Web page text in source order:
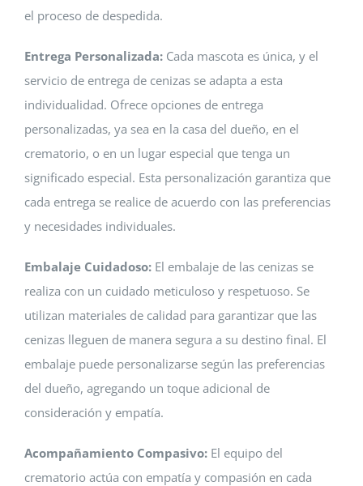
el proceso de despedida.
Entrega Personalizada:Cada mascota es única, y el
servicio de entrega de cenizas se adapta a esta
individualidad. Ofrece opciones de entrega
personalizadas, ya sea en la casa del dueño, en el
crematorio, o en un lugar especial que tenga un
significado especial. Esta personalización garantiza que
cada entrega se realice de acuerdo con las preferencias
y necesidades individuales.
Embalaje Cuidadoso:El embalaje de las cenizas se
realiza con un cuidado meticuloso y respetuoso. Se
utilizan materiales de calidad para garantizar que las
cenizas lleguen de manera segura a su destino final. El
embalaje puede personalizarse según las preferencias
del dueño, agregando un toque adicional de
consideración y empatía.
Acompañamiento Compasivo:El equipo del
crematorio actúa con empatía y compasión en cada